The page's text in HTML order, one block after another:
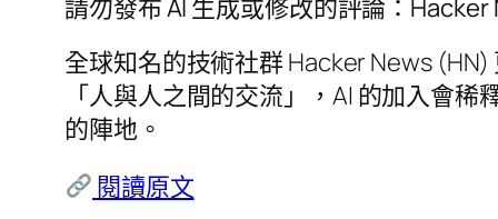
請勿發布 AI 生成或修改的評論：
全球知名的技術社群 Hacker News
「人與人之間的交流」，AI 的加入會
的陣地。
閱讀原文